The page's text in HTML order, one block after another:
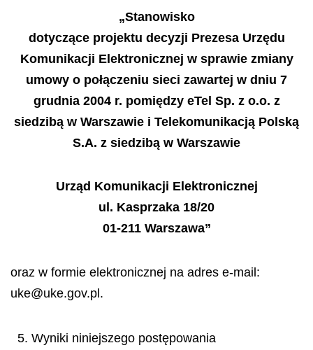
„Stanowisko
dotyczące projektu decyzji Prezesa Urzędu
Komunikacji Elektronicznej w sprawie zmiany
umowy o połączeniu sieci zawartej w dniu 7
grudnia 2004 r. pomiędzy eTel Sp. z o.o. z
siedzibą w Warszawie i Telekomunikacją Polską
S.A. z siedzibą w Warszawie
Urząd Komunikacji Elektronicznej
ul. Kasprzaka 18/20
01-211 Warszawa”
oraz w formie elektronicznej na adres e-mail:
uke@uke.gov.pl.
5. Wyniki niniejszego postępowania